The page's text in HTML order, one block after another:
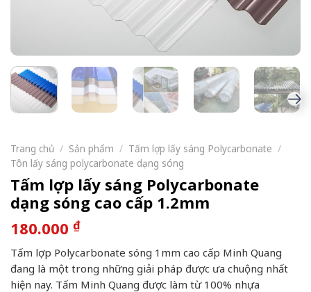
Trang chủ / Sản phẩm / Tấm lợp lấy sáng Polycarbonate /
Tôn lấy sáng polycarbonate dạng sóng
Tấm lợp lấy sáng Polycarbonate
dạng sóng cao cấp 1.2mm
180.000 ₫
Tấm lợp Polycarbonate sóng 1mm cao cấp Minh Quang
đang là một trong những giải pháp được ưa chuộng nhất
hiện nay. Tấm Minh Quang được làm từ 100% nhựa